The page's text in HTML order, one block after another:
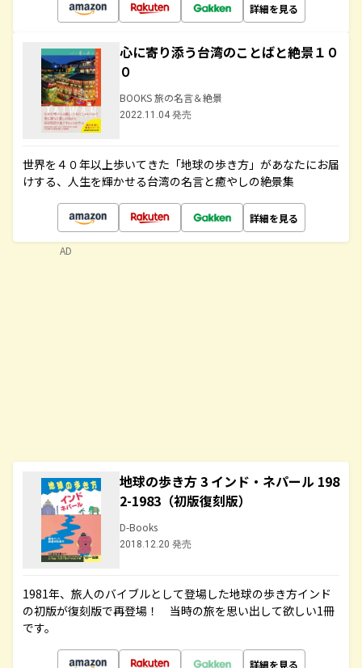
詳細を見る
心に寄り添う台湾のことばと絶景１０
０
BOOKS 旅の名言＆絶景
2022.11.04 発売
世界を４０年以上歩いてきた「地球の歩き方」があなたにお届
けする、人生を輝かせる台湾の名言と癒やしの絶景集
詳細を見る
地球の歩き方 3 インド・ネパール 198
2-1983（初版復刻版）
D-Books
2018.12.20 発売
1981年、旅人のバイブルとして登場した地球の歩き方インド
の初版が復刻版で再登場！ 当時の旅を思い出して欲しい1冊
です。
詳細を見る
AD